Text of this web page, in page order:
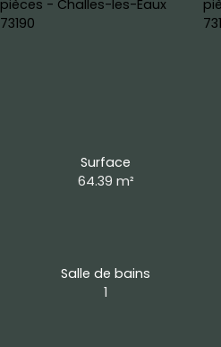
Surface
64.39 m²
Salle de bains
1